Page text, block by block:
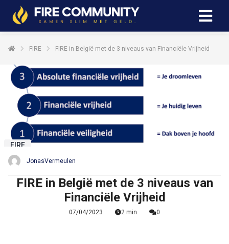
FIRE FIRE in België met de 3 niveaus van Financiële Vrijheid
FIRE
JonasVermeulen
FIRE in België met de 3 niveaus van
Financiële Vrijheid
07/04/2023 2 min 0